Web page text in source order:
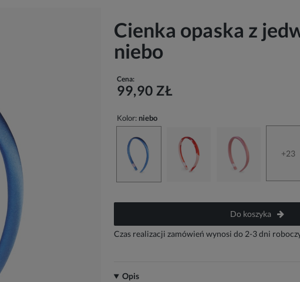
Cienka opaska z
niebo
Cena:
99,90 ZŁ
Kolor: niebo
+23
Do koszyka
Czas realizacji zamówień wynosi do 2-3 dni
Opis